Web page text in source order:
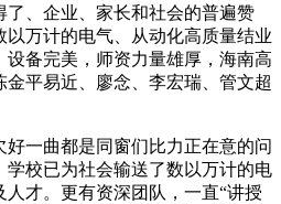
了、企业、家长和社会的普遍赞
万计的电气、从动化高质量结业
备完美，师资力量雄厚，海南高
平易近、廖念、李宏瑞、管文超
一曲都是同窗们比力正在意的问
校已为社会输送了数以万计的电
才。更有资深团队，一直“讲授